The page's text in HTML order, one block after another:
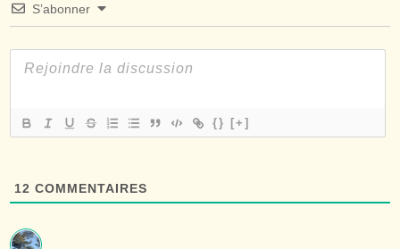
S’abonner
{} [+]
12 COMMENTAIRES